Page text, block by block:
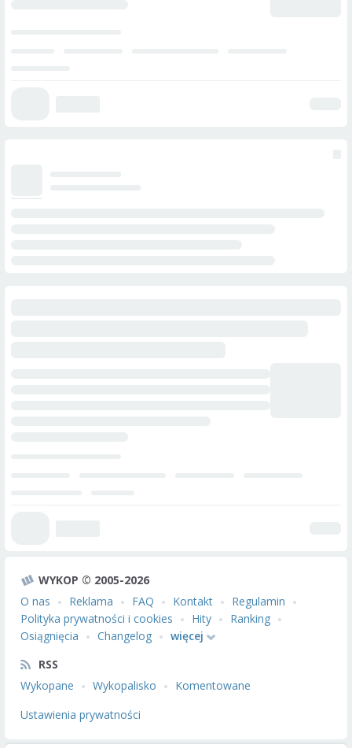
WYKOP © 2005-2026
O nas
Reklama FAQ Kontakt
Regulamin
Polityka prywatności i cookies
Hity
Ranking
Osiągnięcia
Changelog
więcej
RSS
Wykopane
Wykopalisko
Komentowane
Ustawienia prywatności